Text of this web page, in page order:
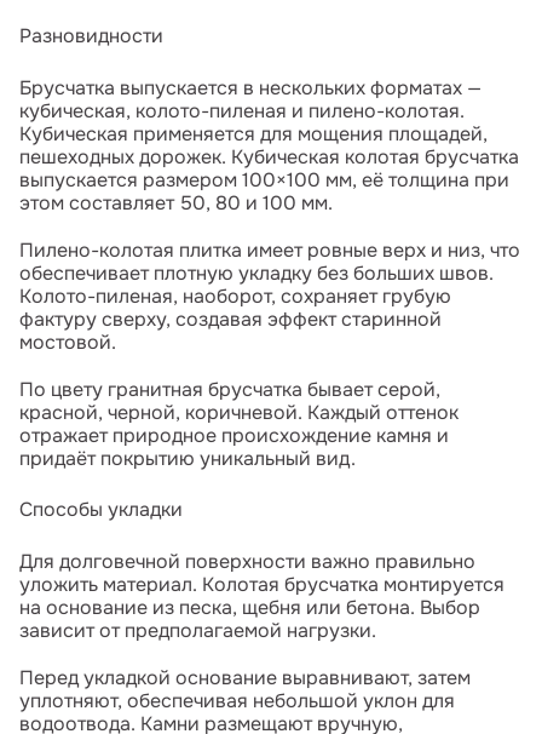
Разновидности
Брусчатка выпускается в нескольких форматах —
кубическая, колото-пиленая и пилено-колотая.
Кубическая применяется для мощения площадей,
пешеходных дорожек. Кубическая колотая брусчатка
выпускается размером 100×100 мм, её толщина при
этом составляет 50, 80 и 100 мм.
Пилено-колотая плитка имеет ровные верх и низ, что
обеспечивает плотную укладку без больших швов.
Колото-пиленая, наоборот, сохраняет грубую
фактуру сверху, создавая эффект старинной
мостовой.
По цвету гранитная брусчатка бывает серой,
красной, черной, коричневой. Каждый оттенок
отражает природное происхождение камня и
придаёт покрытию уникальный вид.
Способы укладки
Для долговечной поверхности важно правильно
уложить материал. Колотая брусчатка монтируется
на основание из песка, щебня или бетона. Выбор
зависит от предполагаемой нагрузки.
Перед укладкой основание выравнивают, затем
уплотняют, обеспечивая небольшой уклон для
водоотвода. Камни размещают вручную,